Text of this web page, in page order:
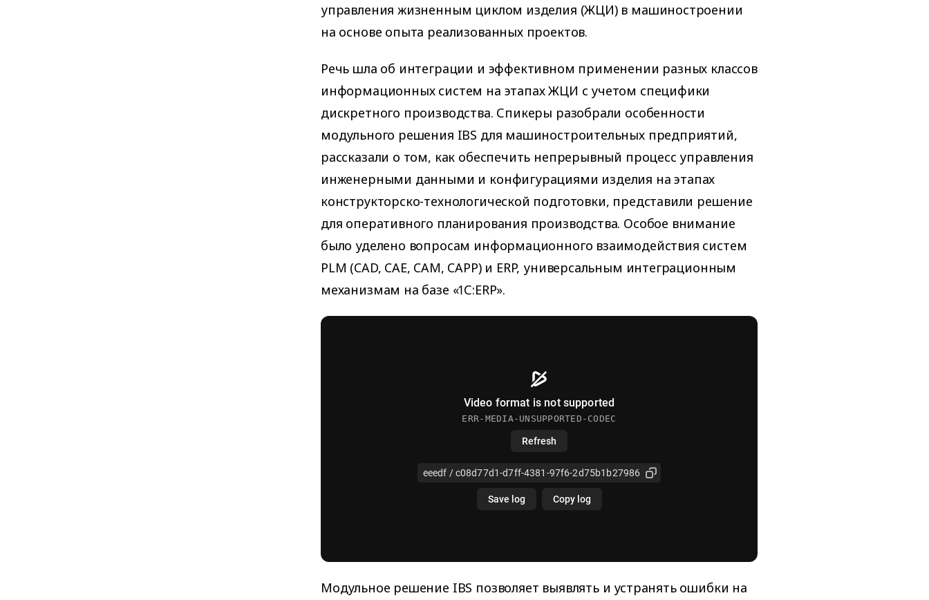
управления жизненным циклом изделия (ЖЦИ) в машиностроении
на основе опыта реализованных проектов.
Речь шла об интеграции и эффективном применении разных классов
информационных систем на этапах ЖЦИ с учетом специфики
дискретного производства. Спикеры разобрали особенности
модульного решения IBS для машиностроительных предприятий,
рассказали о том, как обеспечить непрерывный процесс управления
инженерными данными и конфигурациями изделия на этапах
конструкторско-технологической подготовки, представили решение
для оперативного планирования производства. Особое внимание
было уделено вопросам информационного взаимодействия систем
PLM (CAD, CAE, CAM, CAPP) и ERP, универсальным интеграционным
механизмам на базе «1С:ERP».
Модульное решение IBS позволяет выявлять и устранять ошибки на